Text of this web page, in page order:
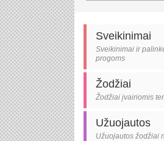
Sveikinimai
Sveikinimai ir
progoms
Žodžiai
Žodžiai įvairiomis
Užuojautos
Užuojautos žodžiai